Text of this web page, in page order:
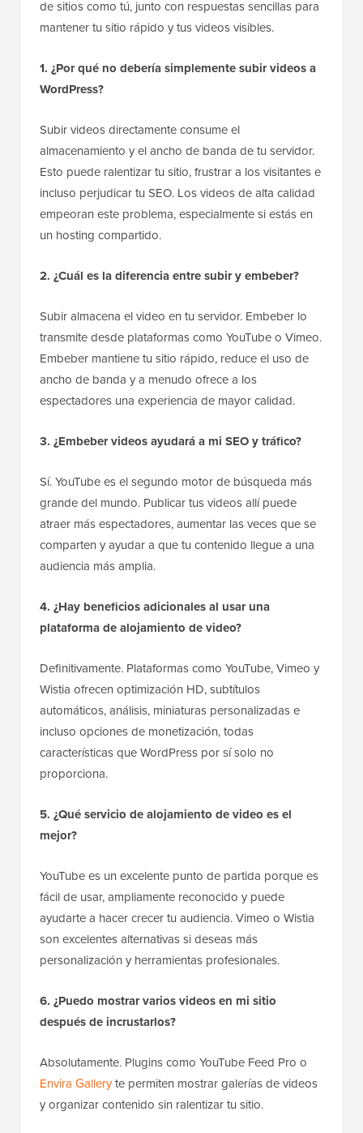
de sitios como tú, junto con respuestas sencillas para
mantener tu sitio rápido y tus videos visibles.
1. ¿Por qué no debería simplemente subir videos a
WordPress?
Subir videos directamente consume el
almacenamiento y el ancho de banda de tu servidor.
Esto puede ralentizar tu sitio, frustrar a los visitantes e
incluso perjudicar tu SEO. Los videos de alta calidad
empeoran este problema, especialmente si estás en
un hosting compartido.
2. ¿Cuál es la diferencia entre subir y embeber?
Subir almacena el video en tu servidor. Embeber lo
transmite desde plataformas como YouTube o Vimeo.
Embeber mantiene tu sitio rápido, reduce el uso de
ancho de banda y a menudo ofrece a los
espectadores una experiencia de mayor calidad.
3. ¿Embeber videos ayudará a mi SEO y tráfico?
Sí. YouTube es el segundo motor de búsqueda más
grande del mundo. Publicar tus videos allí puede
atraer más espectadores, aumentar las veces que se
comparten y ayudar a que tu contenido llegue a una
audiencia más amplia.
4. ¿Hay beneficios adicionales al usar una
plataforma de alojamiento de video?
Definitivamente. Plataformas como YouTube, Vimeo y
Wistia ofrecen optimización HD, subtítulos
automáticos, análisis, miniaturas personalizadas e
incluso opciones de monetización, todas
características que WordPress por sí solo no
proporciona.
5. ¿Qué servicio de alojamiento de video es el
mejor?
YouTube es un excelente punto de partida porque es
fácil de usar, ampliamente reconocido y puede
ayudarte a hacer crecer tu audiencia. Vimeo o Wistia
son excelentes alternativas si deseas más
personalización y herramientas profesionales.
6. ¿Puedo mostrar varios videos en mi sitio
después de incrustarlos?
Absolutamente. Plugins como YouTube Feed Pro o
Envira Galleryte permiten mostrar galerías de videos
y organizar contenido sin ralentizar tu sitio.